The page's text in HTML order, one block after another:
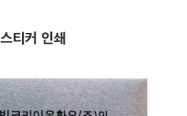
스티커 인쇄